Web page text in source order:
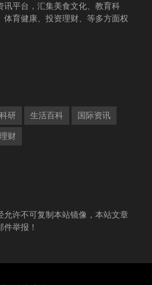
讯平台，汇集美食文化、教育科
体育健康、投资理财、等多方面权
研 生活百科 国际资讯
财
允许不可复制本站镜像，本站文章
举报！